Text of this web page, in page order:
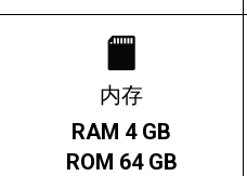
内存
RAM 4 GB
ROM 64 GB